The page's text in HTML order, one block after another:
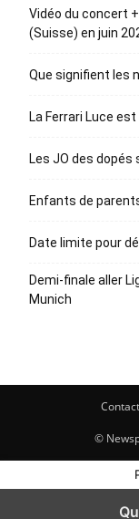
Vidéo du concert
(Suisse) en juin
Que signifient les
La Ferrari Luce
Les JO des
Enfants de
Date limite pour
Demi-finale aller
Munich
Contact
©